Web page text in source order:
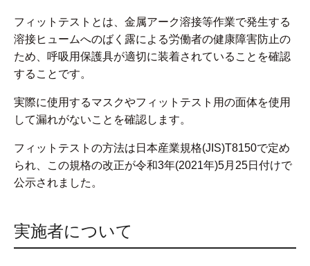
フィットテストとは、金属アーク溶接等作業で発生する
溶接ヒュームへのばく露による労働者の健康障害防止の
ため、呼吸用保護具が適切に装着されていることを確認
することです。
実際に使用するマスクやフィットテスト用の面体を使用
して漏れがないことを確認します。
フィットテストの方法は日本産業規格(JIS)T8150で定め
られ、この規格の改正が令和3年(2021年)5月25日付けで
公示されました。
実施者について